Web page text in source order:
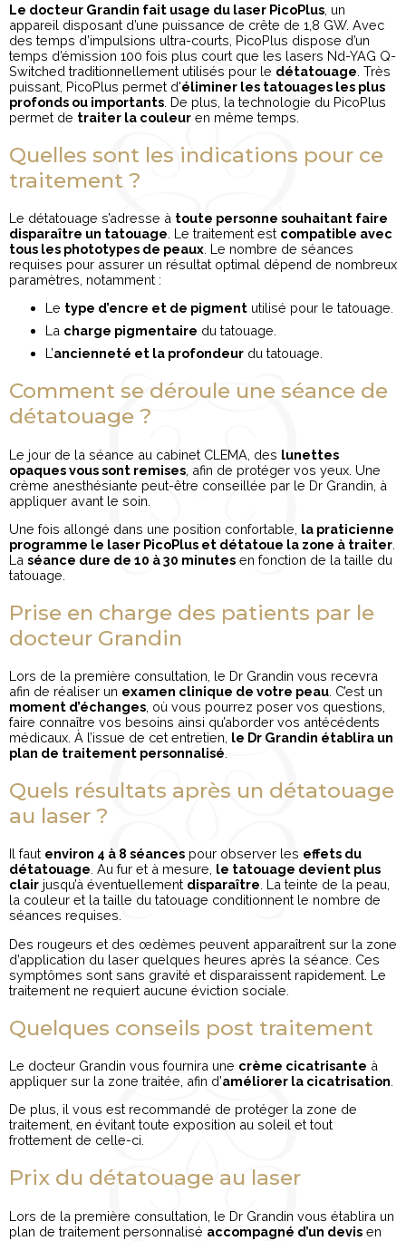
Le docteur Grandin fait usage du laser PicoPlus , un
appareil disposant d’une puissance de crête de 1,8 GW. Avec
des temps d’impulsions ultra-courts, PicoPlus dispose d’un
temps d’émission 100 fois plus court que les lasers Nd-YAG Q-
Switched traditionnellement utilisés pour le détatouage . Très
puissant, PicoPlus permet d'éliminer les tatouages les plus
profonds ou importants . De plus, la technologie du PicoPlus
permet de traiter la couleur en même temps.
Quelles sont les indications pour ce
traitement ?
Le détatouage s’adresse à toute personne souhaitant faire
disparaître un tatouage . Le traitement est compatible avec
tous les phototypes de peaux . Le nombre de séances
requises pour assurer un résultat optimal dépend de nombreux
paramètres, notamment :
Le type d’encre et de pigment utilisé pour le tatouage.
La charge pigmentaire du tatouage.
L’ancienneté et la profondeur du tatouage.
Comment se déroule une séance de
détatouage ?
Le jour de la séance au cabinet CLEMA, des lunettes
opaques vous sont remises , afin de protéger vos yeux. Une
crème anesthésiante peut-être conseillée par le Dr Grandin, à
appliquer avant le soin.
Une fois allongé dans une position confortable, la praticienne
programme le laser PicoPlus et détatoue la zone à traiter
La séance dure de 10 à 30 minutes en fonction de la taille du
tatouage.
Prise en charge des patients par le
docteur Grandin
Lors de la première consultation, le Dr Grandin vous recevra
afin de réaliser un examen clinique de votre peau . C’est un
moment d’échanges , où vous pourrez poser vos questions,
faire connaître vos besoins ainsi qu’aborder vos antécédents
médicaux. À l’issue de cet entretien, le Dr Grandin établira un
plan de traitement personnalisé
Quels résultats après un détatouage
au laser ?
Il faut environ 4 à 8 séances pour observer les effets du
détatouage . Au fur et à mesure, le tatouage devient plus
clair jusqu’à éventuellement disparaître . La teinte de la peau,
la couleur et la taille du tatouage conditionnent le nombre de
séances requises.
Des rougeurs et des œdèmes peuvent apparaîtrent sur la zone
d’application du laser quelques heures après la séance. Ces
symptômes sont sans gravité et disparaissent rapidement. Le
traitement ne requiert aucune éviction sociale.
Quelques conseils post traitement
Le docteur Grandin vous fournira une crème cicatrisante à
appliquer sur la zone traitée, afin d’améliorer la cicatrisation
De plus, il vous est recommandé de protéger la zone de
traitement, en évitant toute exposition au soleil et tout
frottement de celle-ci.
Prix du détatouage au laser
Lors de la première consultation, le Dr Grandin vous établira un
plan de traitement personnalisé accompagné d’un devis en